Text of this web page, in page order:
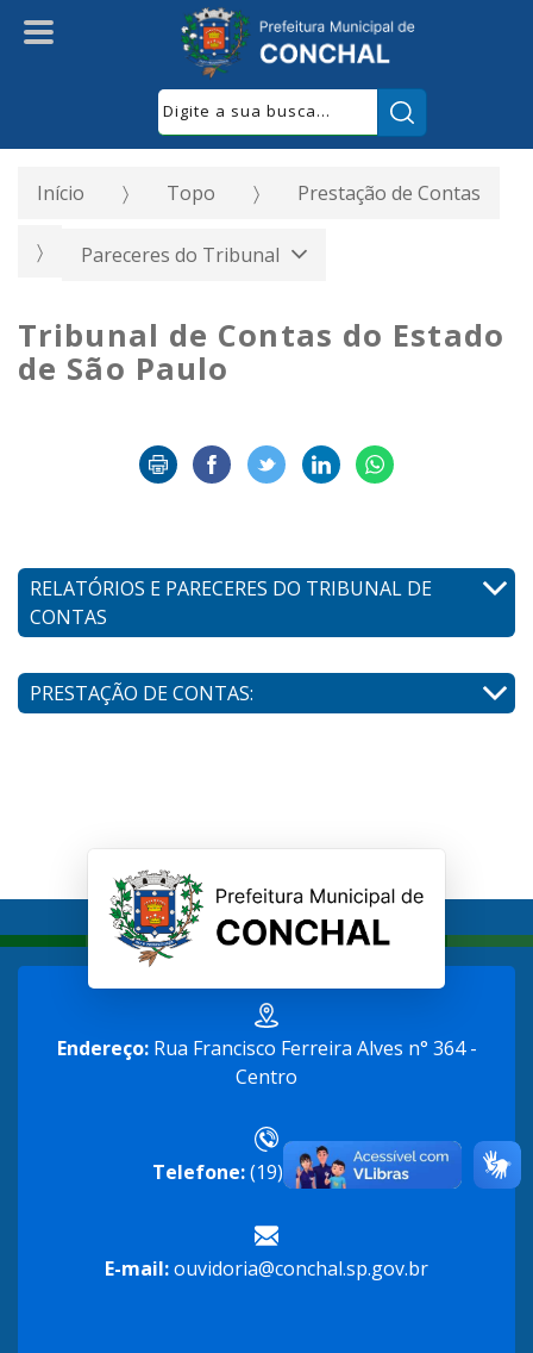
Início Topo Prestação de Contas
Pareceres do Tribunal
Tribunal de Contas do Estado
de São Paulo
RELATÓRIOS E PARECERES DO TRIBUNAL DE
CONTAS
PRESTAÇÃO DE CONTAS:
Endereço:Rua Francisco Ferreira Alves n° 364 -
Centro
Telefone:(19) 3866-8600
E-mail:ouvidoria@conchal.sp.gov.br